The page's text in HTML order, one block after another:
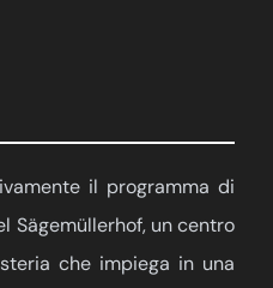
il programma di
Sägemüllerhof, un centro
che impiega in una